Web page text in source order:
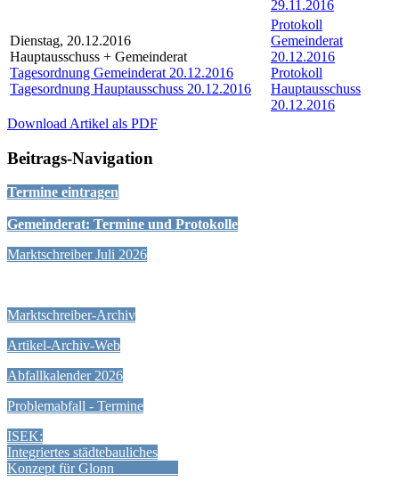
29.11.2016
Dienstag, 20.12.2016
Hauptausschuss + Gemeinderat
Tagesordnung Gemeinderat 20.12.2016
Tagesordnung Hauptausschuss 20.12.2016
Protokoll
Gemeinderat
20.12.2016
Protokoll
Hauptausschuss
20.12.2016
Download Artikel als PDF
Beitrags-Navigation
Termine eintragen
Gemeinderat: Termine und Protokolle
Marktschreiber Juli 2026
Marktschreiber-Archiv
Artikel-Archiv-Web
Abfallkalender 2026
Problemabfall - Termine
ISEK:
Integriertes städtebauliches
Konzept für Glonn